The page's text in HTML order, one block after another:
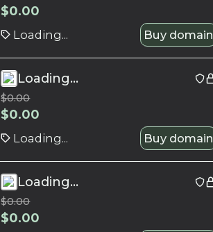
$0.00
Loading... Buy domain
Loading...
$0.00
$0.00
Loading... Buy domain
Loading...
$0.00
$0.00